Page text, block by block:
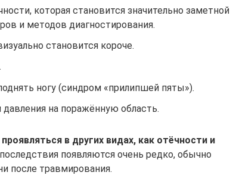
которая становится значительно заметной
и методов диагностирования.
становится короче.
ногу (синдром «прилипшей пяты»).
на поражённую область.
в других видах, как отёчности и
появляются очень редко, обычно
после травмирования.